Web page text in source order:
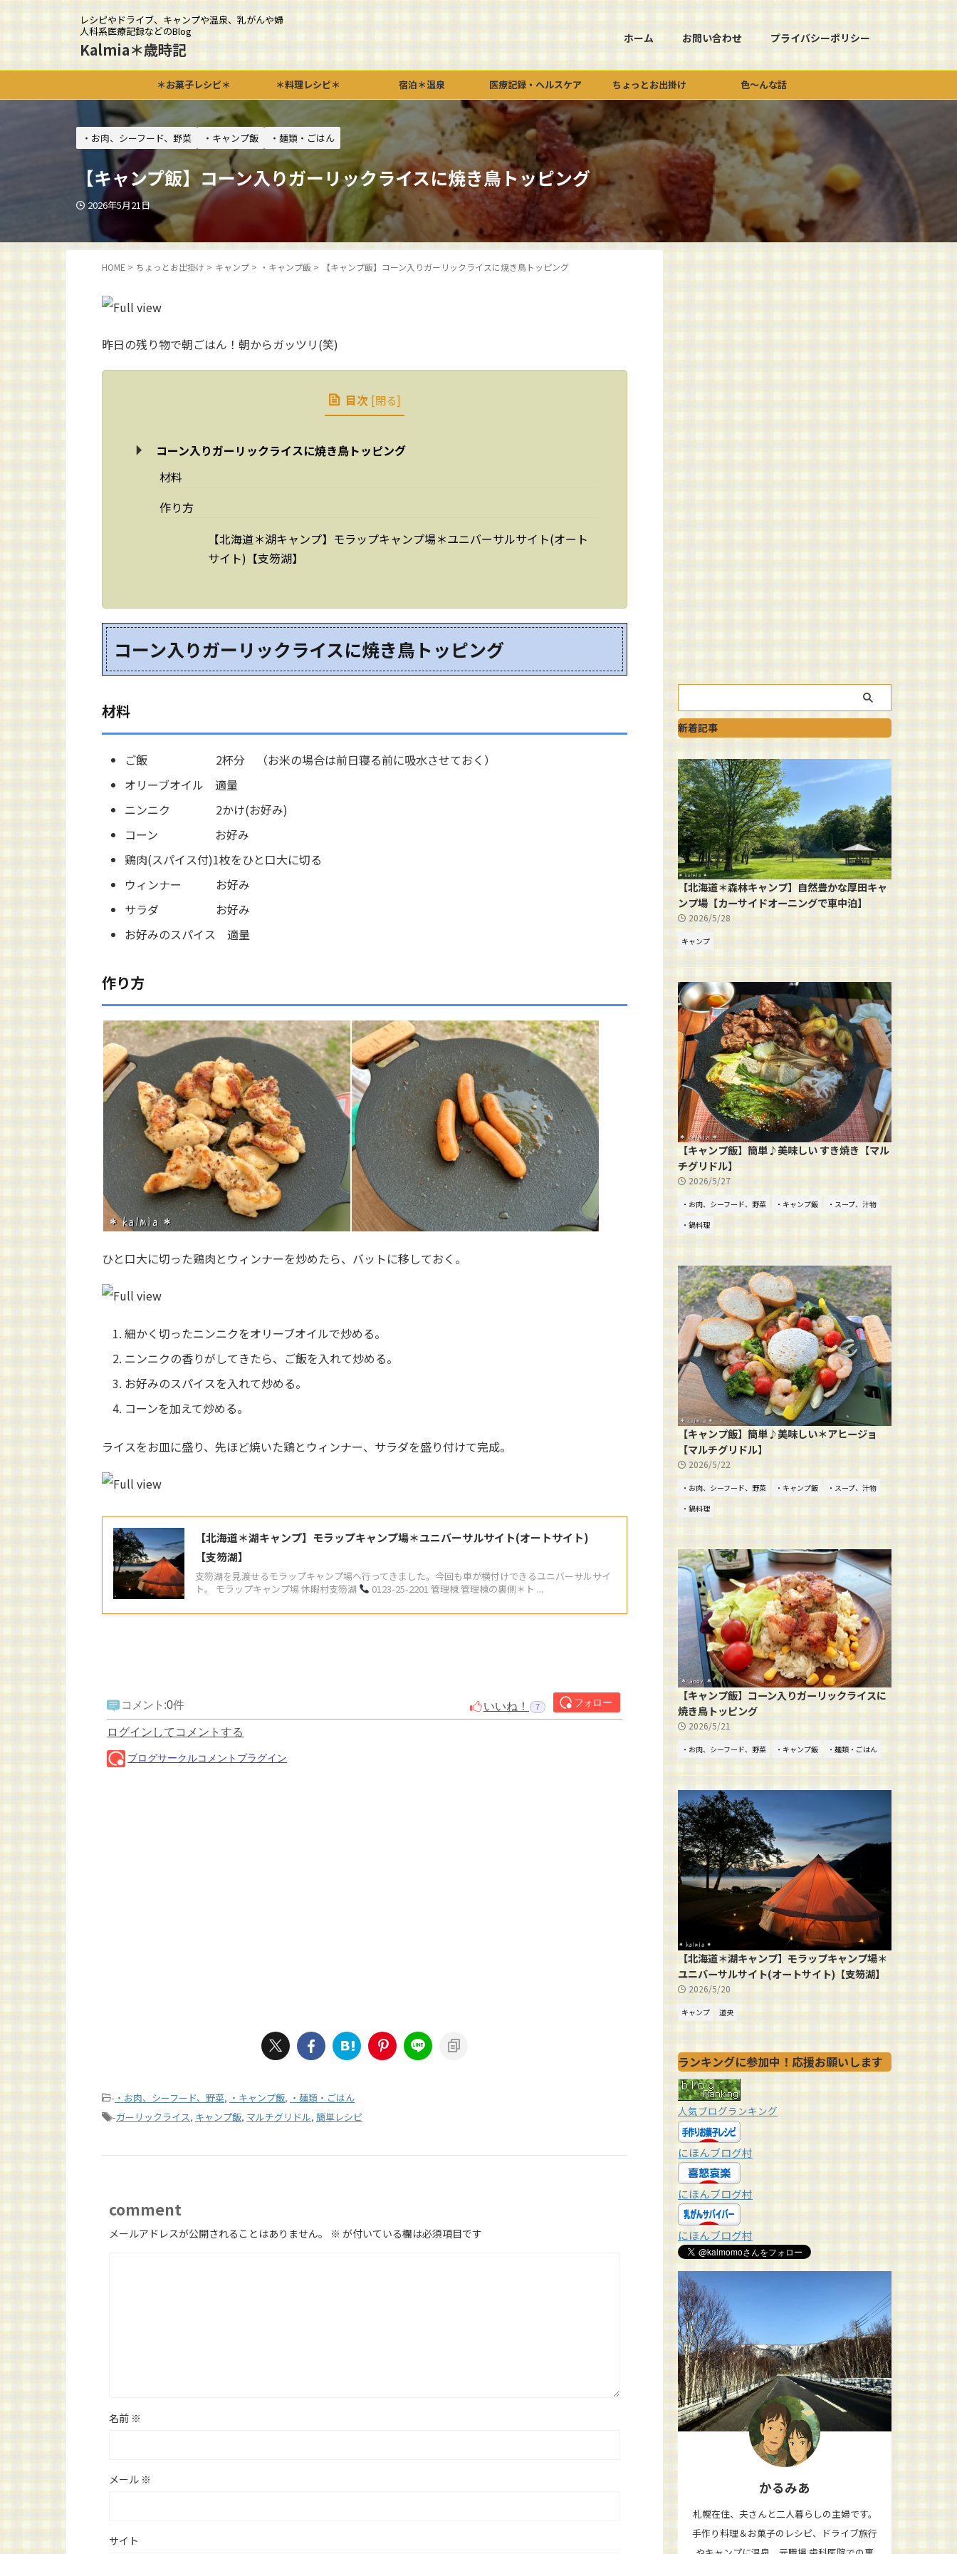
レシピやドライブ、キャンプや温泉、乳がんや婦
人科系医療記録などのBlog
Kalmia＊歳時記
ホーム お問い合わせ プライバシーポリシー
＊お菓子レシピ＊ ＊料理レシピ＊ 宿泊＊温泉 医療記録・ヘルスケア ちょっとお出掛け 色～んな話
・お肉、シーフード、野菜 ・キャンプ飯 ・麺類・ごはん
【キャンプ飯】コーン入りガーリックライスに焼き鳥トッピング
2026年5月21日
HOME > ちょっとお出掛け > キャンプ > ・キャンプ飯 > 【キャンプ飯】コーン入りガーリックライスに焼き鳥トッピング
昨日の残り物で朝ごはん！朝からガッツリ(笑)
目次 [閉る]
コーン入りガーリックライスに焼き鳥トッピング
材料
作り方
【北海道＊湖キャンプ】モラップキャンプ場＊ユニバーサルサイト(オート
サイト)【支笏湖】
コーン入りガーリックライスに焼き鳥トッピング
材料
ご飯 2杯分 （お米の場合は前日寝る前に吸水させておく）
オリーブオイル 適量
ニンニク 2かけ(お好み)
コーン お好み
鶏肉(スパイス付)1枚をひと口大に切る
ウィンナー お好み
サラダ お好み
お好みのスパイス 適量
作り方
ひと口大に切った鶏肉とウィンナーを炒めたら、バットに移しておく。
細かく切ったニンニクをオリーブオイルで炒める。
ニンニクの香りがしてきたら、ご飯を入れて炒める。
お好みのスパイスを入れて炒める。
コーンを加えて炒める。
ライスをお皿に盛り、先ほど焼いた鶏とウィンナー、サラダを盛り付けて完成。
【北海道＊湖キャンプ】モラップキャンプ場＊ユニバーサルサイト(オートサイト)
【支笏湖】
支笏湖を見渡せるモラップキャンプ場へ行ってきました。今回も車が横付けできるユニバーサルサイ
ト。 モラップキャンプ場 休暇村支笏湖
0123-25-2201 管理棟 管理棟の裏側＊ト ...
- ・お肉、シーフード、野菜, ・キャンプ飯, ・麺類・ごはん
-ガーリックライス, キャンプ飯, マルチグリドル, 簡単レシピ
comment
メールアドレスが公開されることはありません。 ※ が付いている欄は必須項目です
名前 ※
メール ※
サイト
新着記事
【北海道＊森林キャンプ】自然豊かな厚田キャ
ンプ場【カーサイドオーニングで車中泊】
2026/5/28
キャンプ
【キャンプ飯】簡単♪美味しい すき焼き【マル
チグリドル】
2026/5/27
・お肉、シーフード、野菜 ・キャンプ飯
・スープ、汁物
・鍋料理
【キャンプ飯】簡単♪美味しい＊アヒージョ
【マルチグリドル】
2026/5/22
・お肉、シーフード、野菜 ・キャンプ飯
・スープ、汁物
・鍋料理
【キャンプ飯】コーン入りガーリックライスに
焼き鳥トッピング
2026/5/21
・お肉、シーフード、野菜 ・キャンプ飯 ・麺類・ごはん
【北海道＊湖キャンプ】モラップキャンプ場＊
ユニバーサルサイト(オートサイト)【支笏湖】
2026/5/20
キャンプ 道央
ランキングに参加中！応援お願いします
人気ブログランキング
にほんブログ村
にほんブログ村
にほんブログ村
かるみあ
札幌在住、夫さんと二人暮らしの主婦です。
手作り料理＆お菓子のレシピ、ドライブ旅行